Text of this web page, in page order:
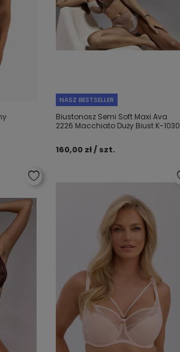
NASZ BESTSELLER
Biustonosz Semi Soft Maxi Ava
2226 Macchiato Duży Biust K-1030
160,00 zł / szt.